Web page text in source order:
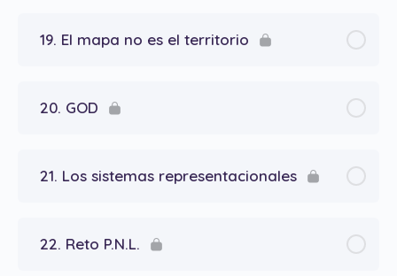
19. El mapa no es el territorio
20. GOD
21. Los sistemas representacionales
22. Reto P.N.L.